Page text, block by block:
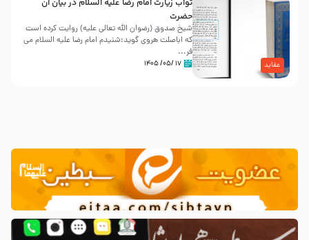
عقاید
ثواب زیارت امام رضا علیه السلام در بیان آن
حضرت
شیخ صدوق (رضوان الله تعالی علیه) روایت کرده است
که اباصلت هروی گوید:شنیدم امام رضا علیه السلام می
فر...
۱۷ /۰۵/ ۱۴۰۵